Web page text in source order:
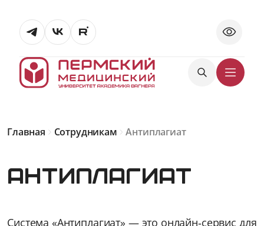
Главная Сотрудникам Антиплагиат
Антиплагиат
Система «Антиплагиат» — это онлайн‑сервис для